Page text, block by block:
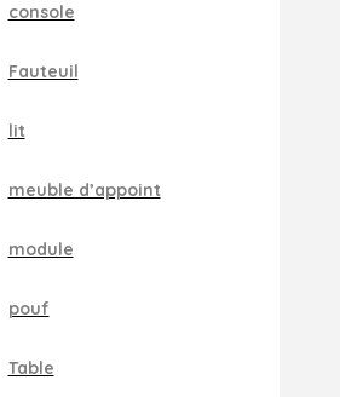
console
Fauteuil
lit
meuble d’appoint
module
pouf
Table